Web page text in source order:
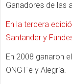
Ganadores de las
En la tercera
Santander y
En 2008 ganaron
ONG Fe y Alegría.